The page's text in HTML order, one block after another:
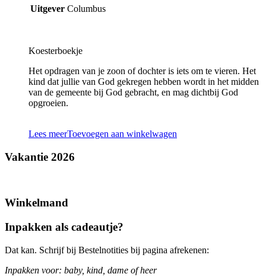
Uitgever Columbus
Koesterboekje
Het opdragen van je zoon of dochter is iets om te vieren. Het
kind dat jullie van God gekregen hebben wordt in het midden
van de gemeente bij God gebracht, en mag dichtbij God
opgroeien.
Lees meerToevoegen aan winkelwagen
Vakantie 2026
Winkelmand
Inpakken als cadeautje?
Dat kan. Schrijf bij Bestelnotities bij pagina afrekenen:
Inpakken voor: baby, kind, dame of heer